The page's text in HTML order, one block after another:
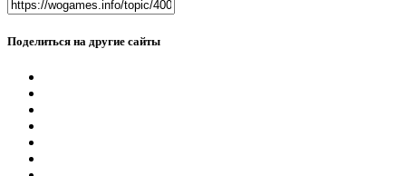
Поделиться на другие сайты